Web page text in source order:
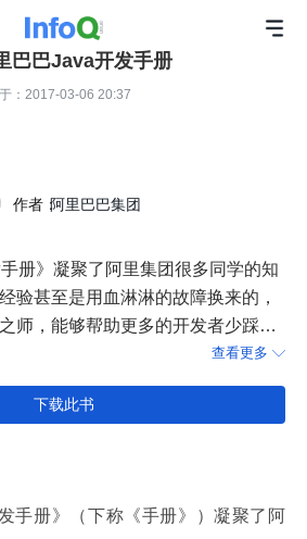
巴巴Java开发手册
：2017-03-06 20:37
作者：阿里巴巴集团
册》凝聚了阿里集团很多同学的知
验甚至是用血淋淋的故障换来的，
师，能够帮助更多的开发者少踩
查看更多 
下载此书
手册》（下称《手册》）凝聚了阿